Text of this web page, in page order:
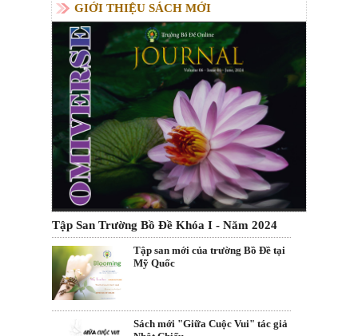
GIỚI THIỆU SÁCH MỚI
Tập San Trường Bồ Đề Khóa I - Năm 2024
Tập san mới của trường Bồ Đề tại
Mỹ Quốc
Sách mới "Giữa Cuộc Vui" tác giả